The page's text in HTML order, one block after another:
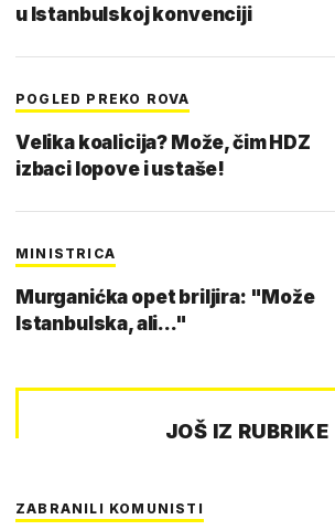
u Istanbulskoj konvenciji
POGLED PREKO ROVA
Velika koalicija? Može, čim HDZ
izbaci lopove i ustaše!
MINISTRICA
Murganićka opet briljira: "Može
Istanbulska, ali..."
JOŠ IZ RUBRIKE
ZABRANILI KOMUNISTI